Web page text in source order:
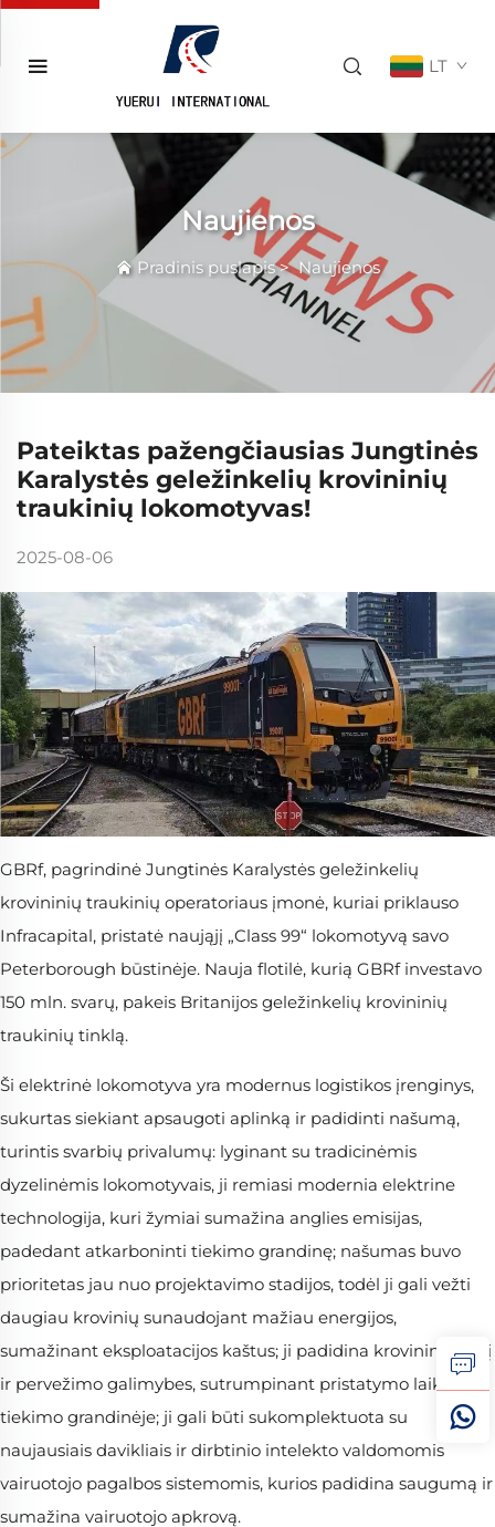
LT
Naujienos
Pradinis puslapis>Naujienos
Pateiktas pažengčiausias Jungtinės
Karalystės geležinkelių krovininių
traukinių lokomotyvas!
2025-08-06
GBRf, pagrindinė Jungtinės Karalystės geležinkelių
krovininių traukinių operatoriaus įmonė, kuriai priklauso
Infracapital, pristatė naująjį „Class 99“ lokomotyvą savo
Peterborough būstinėje. Nauja flotilė, kurią GBRf investavo
150 mln. svarų, pakeis Britanijos geležinkelių krovininių
traukinių tinklą.
Ši elektrinė lokomotyva yra modernus logistikos įrenginys,
sukurtas siekiant apsaugoti aplinką ir padidinti našumą,
turintis svarbių privalumų: lyginant su tradicinėmis
dyzelinėmis lokomotyvais, ji remiasi modernia elektrine
technologija, kuri žymiai sumažina anglies emisijas,
padedant atkarboninti tiekimo grandinę; našumas buvo
prioritetas jau nuo projektavimo stadijos, todėl ji gali vežti
daugiau krovinių sunaudojant mažiau energijos,
sumažinant eksploatacijos kaštus; ji padidina krovininį greitį
ir pervežimo galimybes, sutrumpinant pristatymo laiką
tiekimo grandinėje; ji gali būti sukomplektuota su
naujausiais davikliais ir dirbtinio intelekto valdomomis
vairuotojo pagalbos sistemomis, kurios padidina saugumą ir
sumažina vairuotojo apkrovą.